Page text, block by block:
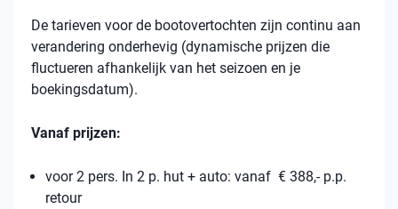
De tarieven voor de bootovertochten zijn continu aan
verandering onderhevig (dynamische prijzen die
fluctueren afhankelijk van het seizoen en je
boekingsdatum).
Vanaf prijzen:
voor 2 pers. In 2 p. hut + auto: vanaf € 388,- p.p.
retour